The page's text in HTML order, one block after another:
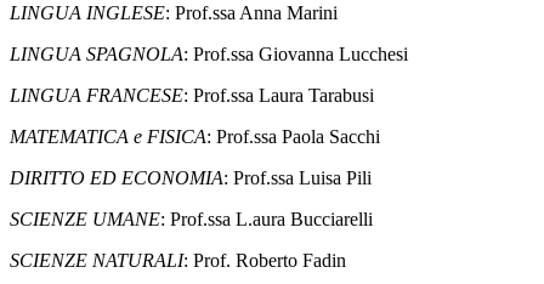
LINGUA INGLESE: Prof.ssa Anna Marini
LINGUA SPAGNOLA: Prof.ssa Giovanna Lucchesi
LINGUA FRANCESE: Prof.ssa Laura Tarabusi
MATEMATICA e FISICA: Prof.ssa Paola Sacchi
DIRITTO ED ECONOMIA: Prof.ssa Luisa Pili
SCIENZE UMANE: Prof.ssa L.aura Bucciarelli
SCIENZE NATURALI: Prof. Roberto Fadin